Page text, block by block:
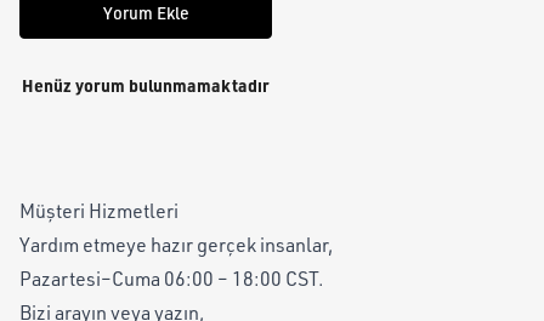
Yorum Ekle
Henüz yorum bulunmamaktadır
Müşteri Hizmetleri
Yardım etmeye hazır gerçek insanlar,
Pazartesi–Cuma 06:00 – 18:00 CST.
Bizi arayın veya yazın,